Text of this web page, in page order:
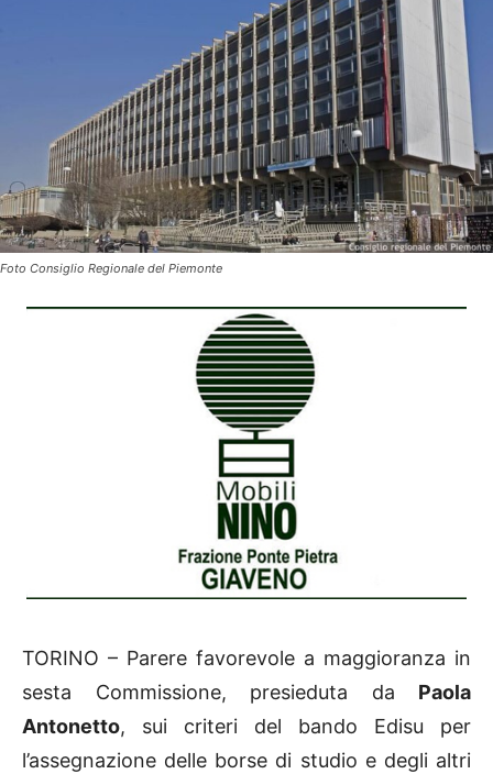
Foto Consiglio Regionale del Piemonte
TORINO – Parere favorevole a maggioranza in
sesta Commissione, presieduta da Paola
Antonetto, sui criteri del bando Edisu per
l’assegnazione delle borse di studio e degli altri